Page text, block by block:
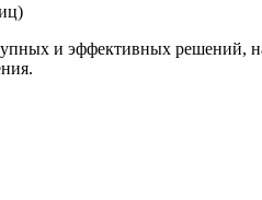
и эффективных решений,